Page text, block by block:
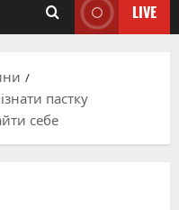
LIVE
пастку
себе